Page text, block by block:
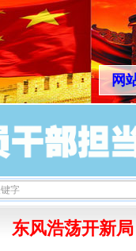
网
东风浩荡开新局